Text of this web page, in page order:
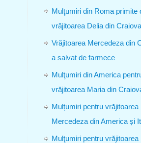
Mulţumiri din Roma primite
vrăjitoarea Delia din Craiova
Vrăjitoarea Mercedeza din
a salvat de farmece
Mulţumiri din America
vrăjitoarea Maria din
Mulțumiri pentru vrăjitoarea
Mercedeza din America și
Mulţumiri pentru vrăjitoarea